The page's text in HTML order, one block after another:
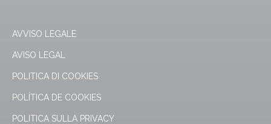
AVVISO LEGALE
AVISO LEGAL
POLITICA DI COOKIES
POLÍTICA DE COOKIES
POLITICA SULLA PRIVACY